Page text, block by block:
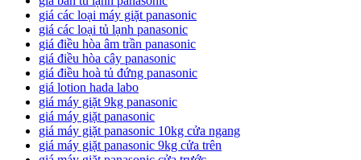
giá các loại máy giặt panasonic
giá các loại tủ lạnh panasonic
giá điều hòa âm trần panasonic
giá điều hòa cây panasonic
giá điều hoà tủ đứng panasonic
giá lotion hada labo
giá máy giặt 9kg panasonic
giá máy giặt panasonic
giá máy giặt panasonic 10kg cửa ngang
giá máy giặt panasonic 9kg cửa trên